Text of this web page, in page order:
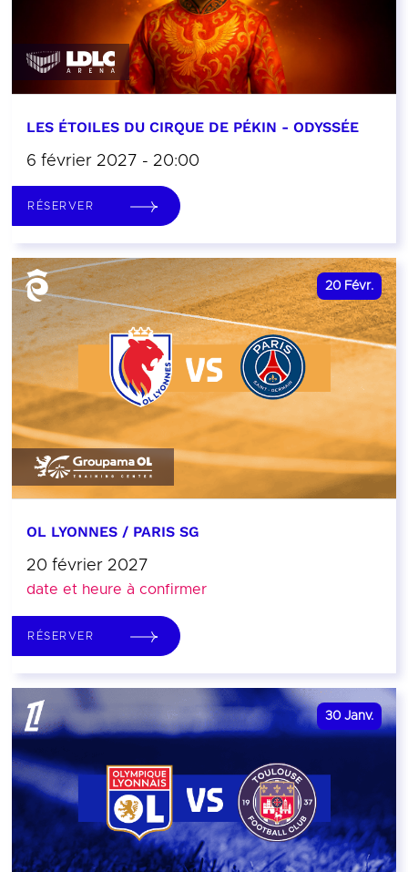
LES ÉTOILES DU CIRQUE DE PÉKIN - ODYSSÉE
6 février 2027 - 20:00
RÉSERVER
20 Févr.
OL LYONNES / PARIS SG
20 février 2027
date et heure à confirmer
RÉSERVER
30 Janv.